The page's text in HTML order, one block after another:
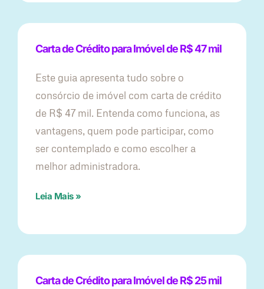
Carta de Crédito para Imóvel de R$ 47 mil
Este guia apresenta tudo sobre o
consórcio de imóvel com carta de crédito
de R$ 47 mil. Entenda como funciona, as
vantagens, quem pode participar, como
ser contemplado e como escolher a
melhor administradora.
Leia Mais »
Carta de Crédito para Imóvel de R$ 25 mil